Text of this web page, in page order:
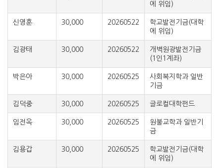
에 위임)
신영훈 30,000 20260522
학교발전기금(대학
에 위임)
김광태 30,000 20260522
개벽원광발전기금
(1인1계좌)
박은아 30,000 20260525
사회복지학과 일반
기금
김덕중 30,000 20260525 글로컬대학펀드
임전옥 30,000 20260525
원불교학과 일반기
금
김용갑 30,000 20260525
학교발전기금(대학
에 위임)